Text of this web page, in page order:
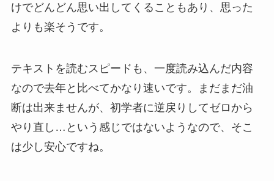
けでどんどん思い出してくることもあり、思った
よりも楽そうです。
テキストを読むスピードも、一度読み込んだ内容
なので去年と比べてかなり速いです。まだまだ油
断は出来ませんが、初学者に逆戻りしてゼロから
やり直し…という感じではないようなので、そこ
は少し安心ですね。